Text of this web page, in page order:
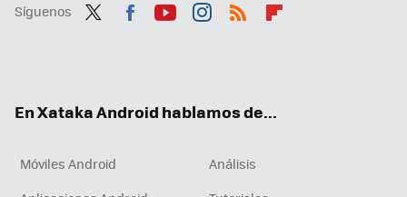
Síguenos
En Xataka Android hablamos de...
Móviles Android
Análisis